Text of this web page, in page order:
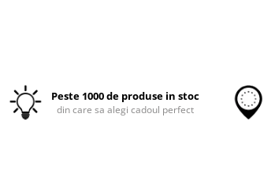
Peste 1000 de produse in stoc
din care sa alegi cadoul perfect